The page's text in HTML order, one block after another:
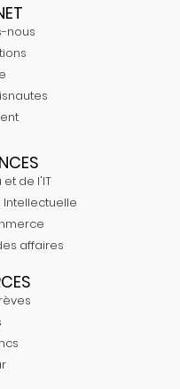
nous
de l'IT
affaires